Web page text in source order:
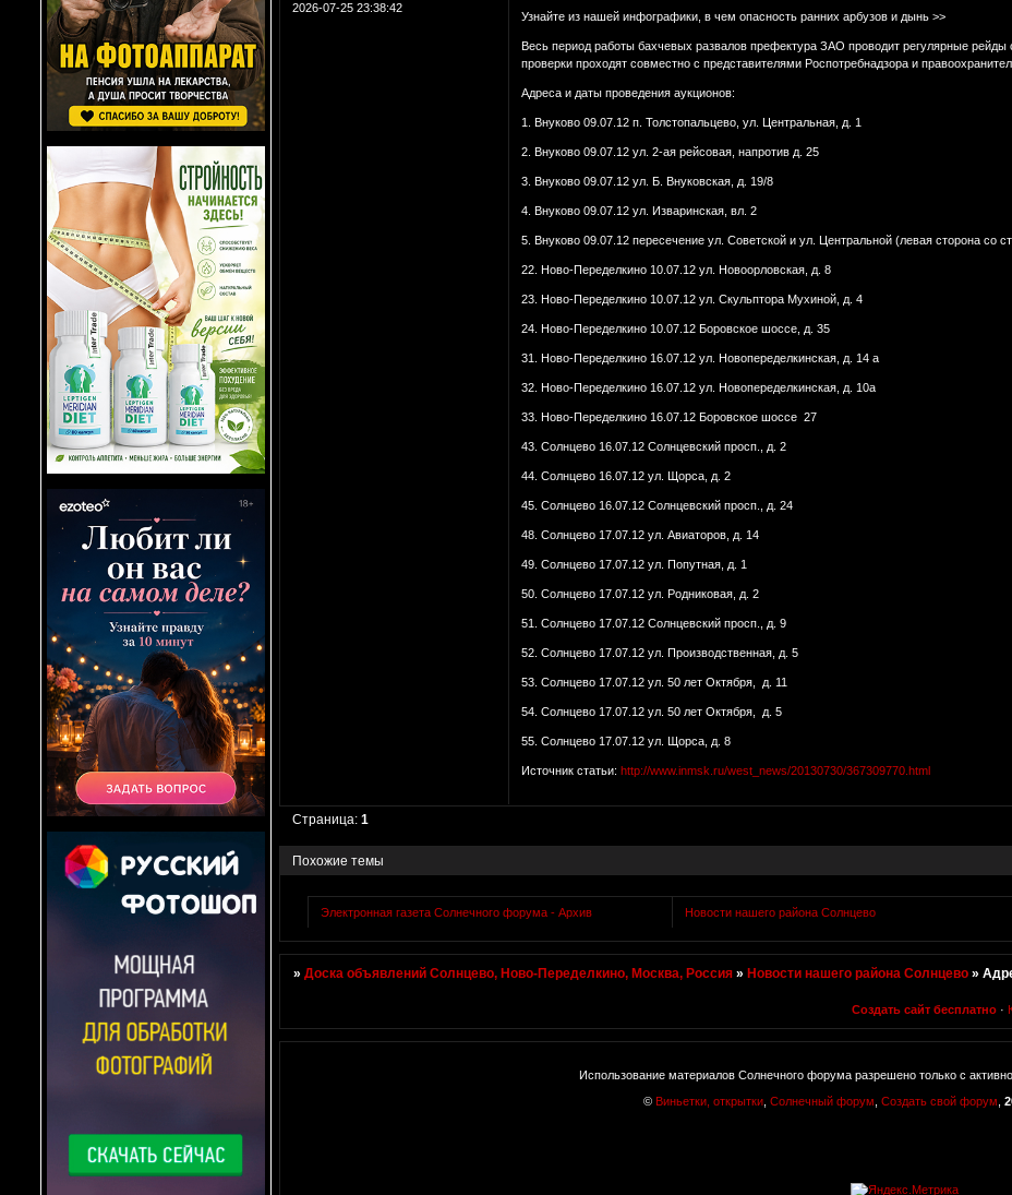
2026-07-25 23:38:42
Узнайте из нашей инфографики, в чем опасность ранних арбузов и дынь >>
Весь период работы бахчевых развалов префектура ЗАО проводит регулярные
проверки проходят совместно с представителями Роспотребнадзора и
Адреса и даты проведения аукционов:
1. Внуково 09.07.12 п. Толстопальцево, ул. Центральная, д. 1
2. Внуково 09.07.12 ул. 2-ая рейсовая, напротив д. 25
3. Внуково 09.07.12 ул. Б. Внуковская, д. 19/8
4. Внуково 09.07.12 ул. Изваринская, вл. 2
5. Внуково 09.07.12 пересечение ул. Советской и ул. Центральной (левая сторона со
22. Ново-Переделкино 10.07.12 ул. Новоорловская, д. 8
23. Ново-Переделкино 10.07.12 ул. Скульптора Мухиной, д. 4
24. Ново-Переделкино 10.07.12 Боровское шоссе, д. 35
31. Ново-Переделкино 16.07.12 ул. Новопеределкинская, д. 14 а
32. Ново-Переделкино 16.07.12 ул. Новопеределкинская, д. 10а
33. Ново-Переделкино 16.07.12 Боровское шоссе 27
43. Солнцево 16.07.12 Солнцевский просп., д. 2
44. Солнцево 16.07.12 ул. Щорса, д. 2
45. Солнцево 16.07.12 Солнцевский просп., д. 24
48. Солнцево 17.07.12 ул. Авиаторов, д. 14
49. Солнцево 17.07.12 ул. Попутная, д. 1
50. Солнцево 17.07.12 ул. Родниковая, д. 2
51. Солнцево 17.07.12 Солнцевский просп., д. 9
52. Солнцево 17.07.12 ул. Производственная, д. 5
53. Солнцево 17.07.12 ул. 50 лет Октября, д. 11
54. Солнцево 17.07.12 ул. 50 лет Октября, д. 5
55. Солнцево 17.07.12 ул. Щорса, д. 8
Источник статьи: http://www.inmsk.ru/west_news/20130730/367309770.html
Страница:1
Похожие темы
Электронная газета Солнечного форума - Архив Новости нашего района Солнцево
»Доска объявлений Солнцево, Ново-Переделкино, Москва, Россия »Новости нашего района Солнцево »
Создать сайт бесплатно ·
Использование материалов Солнечного форума разрешено только с
© Виньетки, открытки, Солнечный форум Создать свой форум